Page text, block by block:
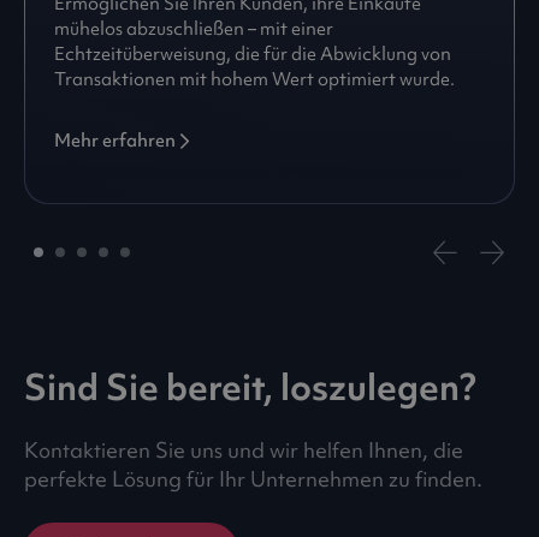
mühelos abzuschließen – mit einer
Echtzeitüberweisung, die für die Abwicklung von
Transaktionen mit hohem Wert optimiert wurde.
Mehr erfahren
Sind Sie bereit, loszulegen?
Kontaktieren Sie uns und wir helfen Ihnen, die
perfekte Lösung für Ihr Unternehmen zu finden.